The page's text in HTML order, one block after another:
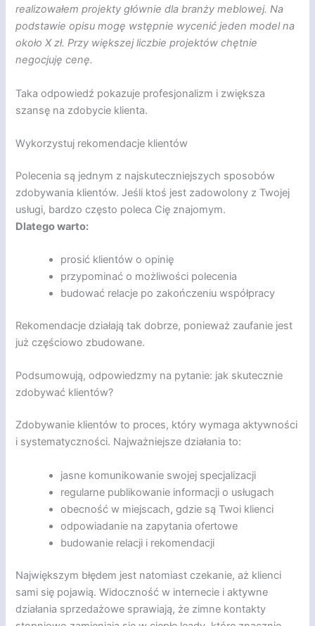
realizowałem projekty głównie dla branży meblowej. Na
podstawie opisu mogę wstępnie wycenić jeden model na
około X zł. Przy większej liczbie projektów chętnie
negocjuję cenę.
Taka odpowiedź pokazuje profesjonalizm i zwiększa
szansę na zdobycie klienta.
Wykorzystuj rekomendacje klientów
Polecenia są jednym z najskuteczniejszych sposobów
zdobywania klientów. Jeśli ktoś jest zadowolony z Twojej
usługi, bardzo często poleca Cię znajomym.
Dlatego warto:
prosić klientów o opinię
przypominać o możliwości polecenia
budować relacje po zakończeniu współpracy
Rekomendacje działają tak dobrze, ponieważ zaufanie jest
już częściowo zbudowane.
Podsumowują, odpowiedzmy na pytanie: jak skutecznie
zdobywać klientów?
Zdobywanie klientów to proces, który wymaga aktywności
i systematyczności. Najważniejsze działania to:
jasne komunikowanie swojej specjalizacji
regularne publikowanie informacji o usługach
obecność w miejscach, gdzie są Twoi klienci
odpowiadanie na zapytania ofertowe
budowanie relacji i rekomendacji
Największym błędem jest natomiast czekanie, aż klienci
sami się pojawią. Widoczność w internecie i aktywne
działania sprzedażowe sprawiają, że zimne kontakty